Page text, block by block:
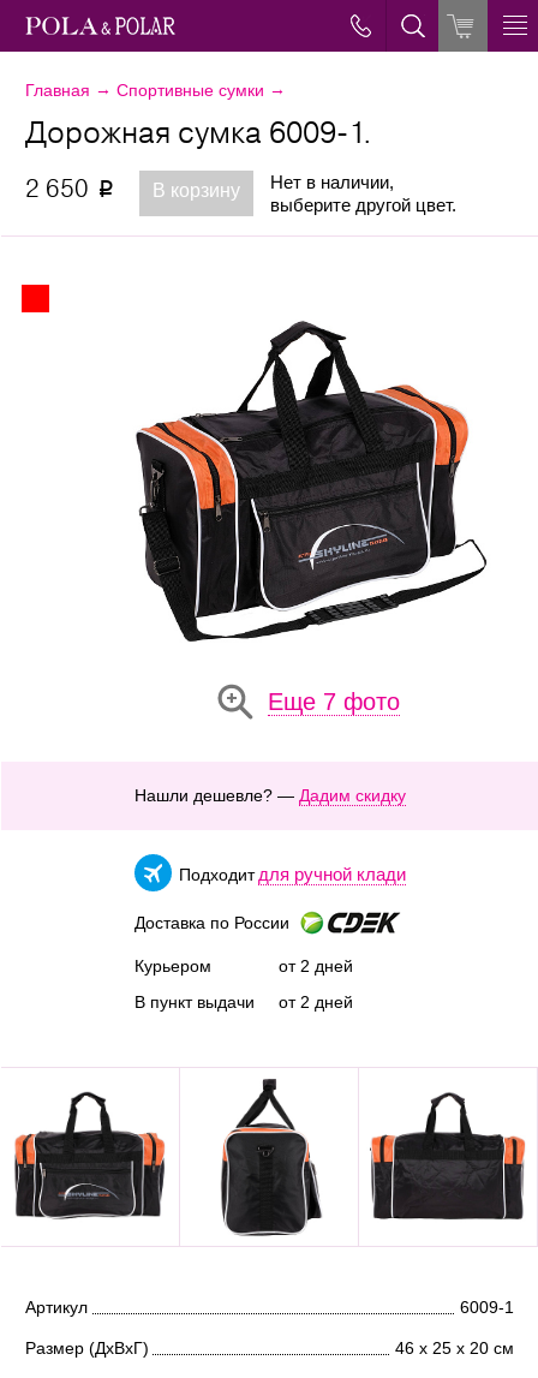
Главная → Спортивные сумки →
Еще 7 фото
Дорожная сумка 6009-1.
2 650 p В корзину
Нет в наличии,
выберите другой цвет.
Нашли дешевле? — Дадим скидку
Подходит для ручной клади
Доставка по России
Курьером
В пункт выдачи
от 2 дней
от 2 дней
Артикул 6009-1
Размер (ДхВхГ) 46 х 25 х 20 см